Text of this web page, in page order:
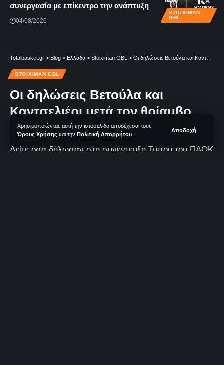
Χρησιμοποιώντας αυτή την ιστοσελίδα αποδέχεσαι τους
Όρους Χρήσης και την Πολιτική Απορρήτου
Αποδοχή
STOIXIMAN
GBL
συνεργασία με επίκεντρο την ανάπτυξη
04/08/2026
Totalbasket.gr > Blog > Ελλάδα > Stoiximan GBL > Οι δηλώσεις Βετούλα και Καντσελιέρι μετά τον θρίαμβο του ΠΑΟΚ επί του Άρη
STOIXIMAN GBL
Οι δηλώσεις Βετούλα και
Καντσελιέρι μετά τον θρίαμβο
του ΠΑΟΚ επί του Άρη
Δείτε όσα δήλωσαν στη συνέντευξη Τύπου του ΠΑΟΚ